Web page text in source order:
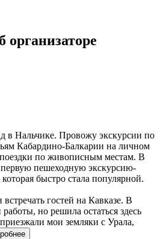
в Нальчике. Провожу экскурсии по
Кабардино-Балкарии на личном
по живописным местам. В
первую пешеходную экскурсию-
быстро стала популярной.
гостей на Кавказе. В
но решила остаться здесь
мои земляки с Урала,